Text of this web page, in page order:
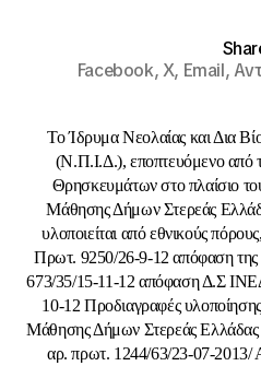
Facebook,X, Email,
Το Ίδρυμα Νεολαίας και Δια
(Ν.Π.Ι.Δ.), εποπτευόμενο από
Θρησκευμάτων στο πλαίσιο
Μάθησης Δήμων Στερεάς
υλοποιείται από εθνικούς
Πρωτ. 9250/26-9-12 απόφαση
673/35/15-11-12 απόφαση Δ.Σ
10-12 Προδιαγραφές
Μάθησης Δήμων Στερεάς Ελλάδας
αρ. πρωτ. 1244/63/23-07-